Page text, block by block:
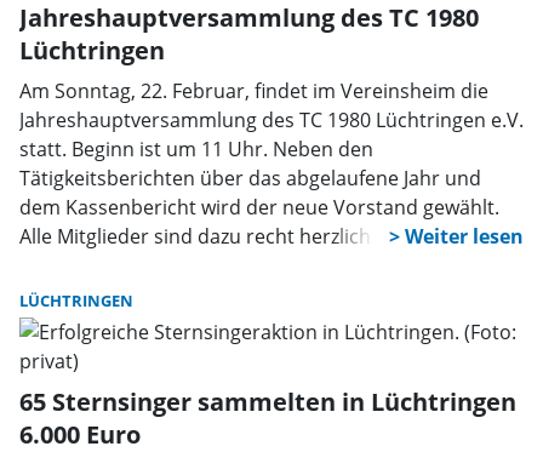
Jahreshauptversammlung des TC 1980
Lüchtringen
Am Sonntag, 22. Februar, findet im Vereinsheim die
Jahreshauptversammlung des TC 1980 Lüchtringen e.V.
statt. Beginn ist um 11 Uhr. Neben den
Tätigkeitsberichten über das abgelaufene Jahr und
dem Kassenbericht wird der neue Vorstand gewählt.
Alle Mitglieder sind dazu recht herzlich eingeladen.
gerne im Vorfeld melden.
LÜCHTRINGEN
65 Sternsinger sammelten in Lüchtringen
6.000 Euro